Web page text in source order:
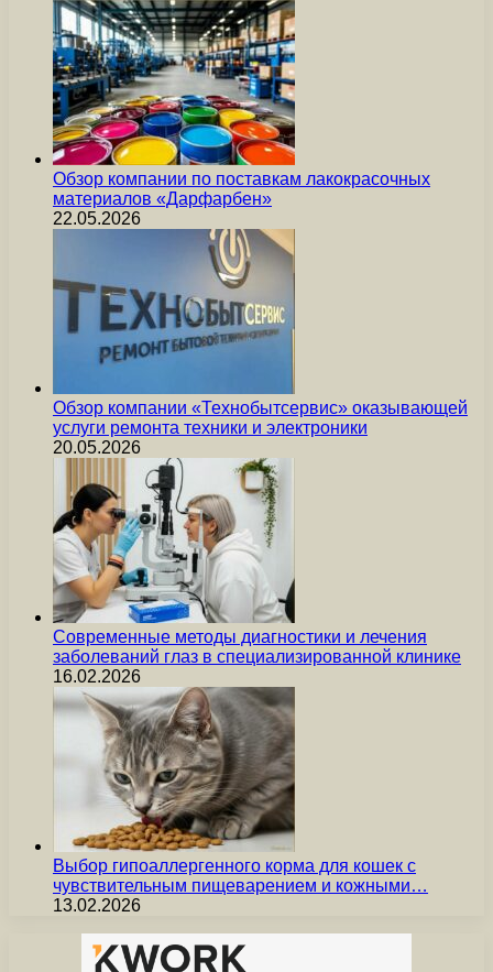
Обзор компании по поставкам лакокрасочных
материалов «Дарфарбен»
22.05.2026
Обзор компании «Технобытсервис» оказывающей
услуги ремонта техники и электроники
20.05.2026
Современные методы диагностики и лечения
заболеваний глаз в специализированной клинике
16.02.2026
Выбор гипоаллергенного корма для кошек с
чувствительным пищеварением и кожными…
13.02.2026